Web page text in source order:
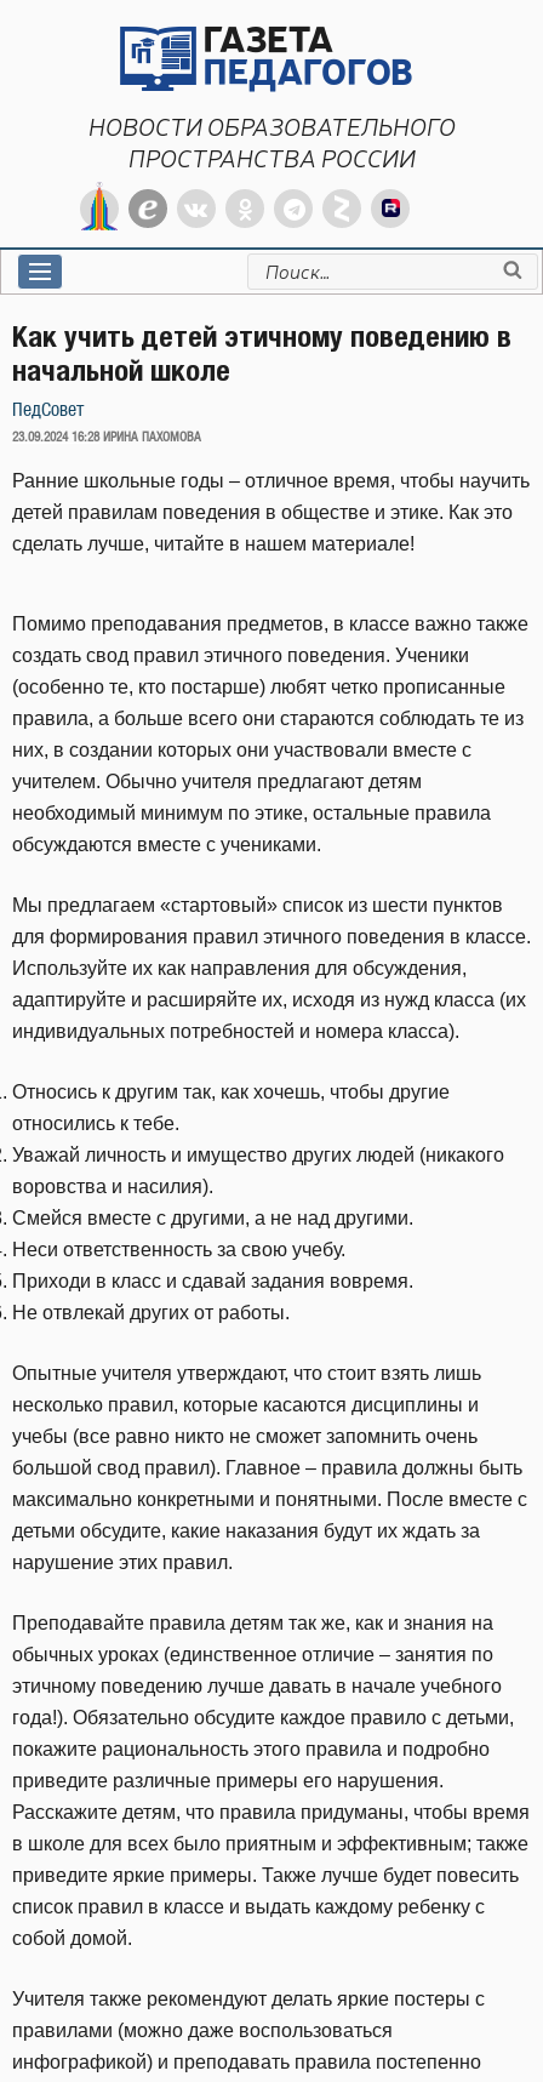
НОВОСТИ ОБРАЗОВАТЕЛЬНОГО
ПРОСТРАНСТВА РОССИИ
Искать:
Как учить детей этичному поведению в
начальной школе
ПедСовет
ОПУБЛИКОВАНО
23.09.2024 16:28 ИРИНА ПАХОМОВА
Ранние школьные годы – отличное время, чтобы научить
детей правилам поведения в обществе и этике. Как это
сделать лучше, читайте в нашем материале!
Помимо преподавания предметов, в классе важно также
создать свод правил этичного поведения. Ученики
(особенно те, кто постарше) любят четко прописанные
правила, а больше всего они стараются соблюдать те из
них, в создании которых они участвовали вместе с
учителем. Обычно учителя предлагают детям
необходимый минимум по этике, остальные правила
обсуждаются вместе с учениками.
Мы предлагаем «стартовый» список из шести пунктов
для формирования правил этичного поведения в классе.
Используйте их как направления для обсуждения,
адаптируйте и расширяйте их, исходя из нужд класса (их
индивидуальных потребностей и номера класса).
Относись к другим так, как хочешь, чтобы другие
относились к тебе.
Уважай личность и имущество других людей (никакого
воровства и насилия).
Смейся вместе с другими, а не над другими.
Неси ответственность за свою учебу.
Приходи в класс и сдавай задания вовремя.
Не отвлекай других от работы.
Опытные учителя утверждают, что стоит взять лишь
несколько правил, которые касаются дисциплины и
учебы (все равно никто не сможет запомнить очень
большой свод правил). Главное – правила должны быть
максимально конкретными и понятными. После вместе с
детьми обсудите, какие наказания будут их ждать за
нарушение этих правил.
Преподавайте правила детям так же, как и знания на
обычных уроках (единственное отличие – занятия по
этичному поведению лучше давать в начале учебного
года!). Обязательно обсудите каждое правило с детьми,
покажите рациональность этого правила и подробно
приведите различные примеры его нарушения.
Расскажите детям, что правила придуманы, чтобы время
в школе для всех было приятным и эффективным; также
приведите яркие примеры. Также лучше будет повесить
список правил в классе и выдать каждому ребенку с
собой домой.
Учителя также рекомендуют делать яркие постеры с
правилами (можно даже воспользоваться
инфографикой) и преподавать правила постепенно